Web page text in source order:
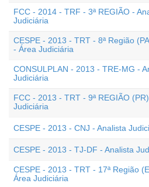
FCC - 2014 - TRF - 3ª REGIÃO -
Judiciária
CESPE - 2013 - TRT - 8ª Região
- Área Judiciária
CONSULPLAN - 2013 - TRE-MG -
Judiciária
FCC - 2013 - TRT - 9ª REGIÃO
Judiciária
CESPE - 2013 - CNJ - Analista
CESPE - 2013 - TJ-DF - Analista
CESPE - 2013 - TRT - 17ª Região
Área Judiciária